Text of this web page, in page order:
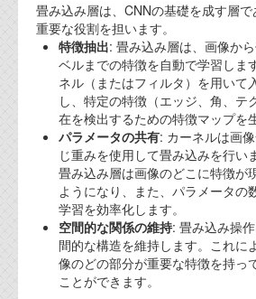
ブログ
機能安全ブログ
設計ブログ
テクノロジ
外部投稿記事
ブログテーマ
技術文書
ご希望の方は、お問い合わせページ
資料閲覧パスワードをお問い合わせ
畳み込み層は、CNNの基礎を成す層
重要な役割を担います。
特徴抽出: 畳み込み層は、画像か
ベルまでの特徴を自動で学習しま
ネル（またはフィルタ）を用いて
し、特定の特徴（エッジ、角、テ
在を検出するための特徴マップを
パラメータの共有: カーネルは画
じ重みを使用して畳み込みを行い
畳み込み層は画像のどこに特徴が
ようになり、また、パラメータの
学習を効率化します。
空間的な関係の維持: 畳み込み操
間的な構造を維持します。これに
像のどの部分が重要な特徴を持っ
ことができます。